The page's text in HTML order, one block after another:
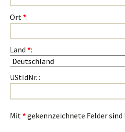
Ort *:
Land *:
UStIdNr. :
Mit *gekennzeichnete Felder